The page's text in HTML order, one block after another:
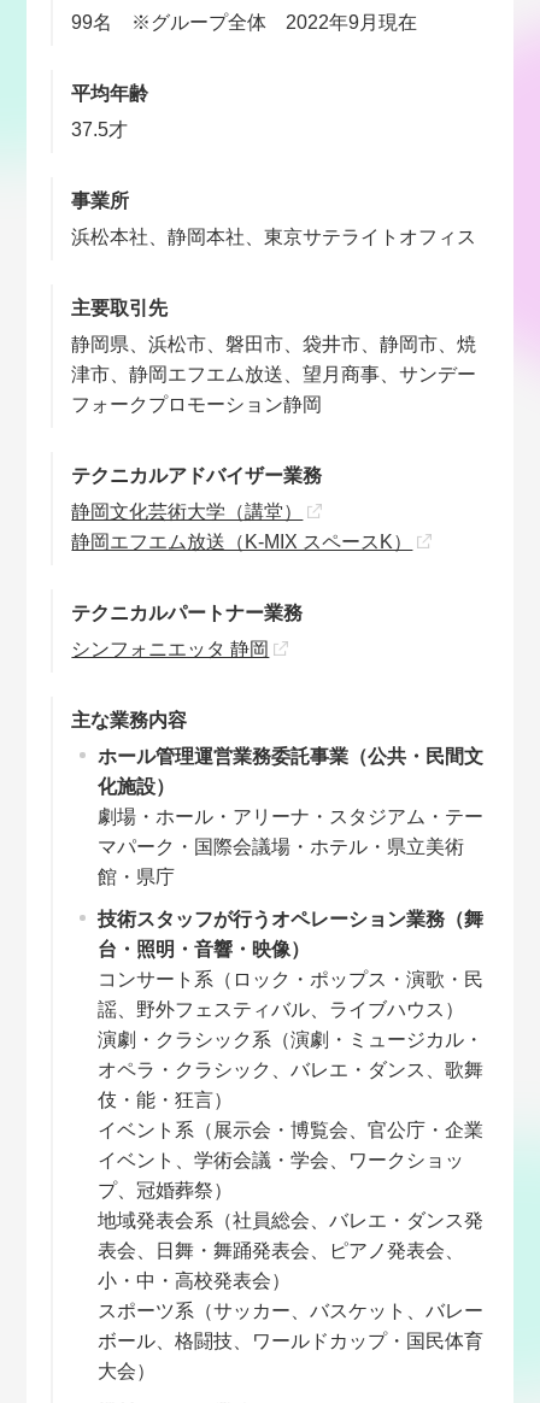
99名 ※グループ全体 2022年9月現在
平均年齢
37.5才
事業所
浜松本社、静岡本社、東京サテライトオフィス
主要取引先
静岡県、浜松市、磐田市、袋井市、静岡市、焼
津市、静岡エフエム放送、望月商事、サンデー
フォークプロモーション静岡
テクニカルアドバイザー業務
静岡文化芸術大学（講堂）
静岡エフエム放送（K-MIX スペースK）
テクニカルパートナー業務
シンフォニエッタ 静岡
主な業務内容
ホール管理運営業務委託事業（公共・民間文
化施設）
劇場・ホール・アリーナ・スタジアム・テー
マパーク・国際会議場・ホテル・県立美術
館・県庁
技術スタッフが行うオペレーション業務（舞
台・照明・音響・映像）
コンサート系（ロック・ポップス・演歌・民
謡、野外フェスティバル、ライブハウス）
演劇・クラシック系（演劇・ミュージカル・
オペラ・クラシック、バレエ・ダンス、歌舞
伎・能・狂言）
イベント系（展示会・博覧会、官公庁・企業
イベント、学術会議・学会、ワークショッ
プ、冠婚葬祭）
地域発表会系（社員総会、バレエ・ダンス発
表会、日舞・舞踊発表会、ピアノ発表会、
小・中・高校発表会）
スポーツ系（サッカー、バスケット、バレー
ボール、格闘技、ワールドカップ・国民体育
大会）